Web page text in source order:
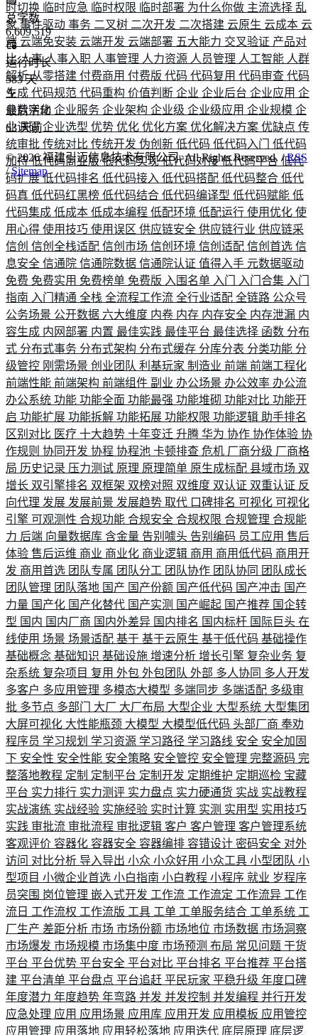
时切换 临时应急 临时权限 临时部署 为什么你做 主流选择 乱
象 事件驱动 事务 二叉树 二次开发 二次搭建 云原生 云成本 云
端 云端免安装 云端开发 云端部署 五大能力 交叉验证 产品对
比人事人事入职 人事管理 人力资源 人员管理 人工智能 人群
解析从零搭建 付费商用 付费版 代码 代码复用 代码审查 代码
生成 代码规范 代码重构 价值判断 企业 企业后台 企业应用 企
业数字化 企业服务 企业架构 企业级 企业级应用 企业规模 企
业调研企业选型 优势 优化 优化方案 优化解决方案 优缺点 传
统审批 传统对比 传统开发 伪创新 低代码 低代码入门 低代码
加持低代码商业版低代码实现低代码对接低代码平台 低代
码扩展低代码排名 低代码接入 低代码搭配 低代码整合 低代
码真 低代码红黑榜 低代码结合 低代码编译型 低代码赋能 低
代码集成 低成本 低成本编程 低配环境 低配运行 使用优化 使
用心得 使用技巧 使用误区 供应链安全 供应链行业 供应链采
信创 信创全栈适配 信创市场 信创环境 信创适配 信创首选 信
息安全 信通院 信通院数据 信通院认证 值得入手 元数据驱动
免费 免费实用 免费榜单 免费版 入围名单 入门 入门合集 入门
指南 入门精通 全栈 全流程工作流 全行业适配 全链路 公众号
公务场景 公开数据 六大维度 内卷 内存 内存安全 内存泄漏 内
容生成 内网部署 内置 最佳实践 最佳平台 最佳选择 函数 分布
式 分布式事务 分布式架构 分布式缓存 分库分表 分类功能 分
级管控 刚需场景 创业团队 利基玩家 制造业 前端 前端工程化
前端性能 前端架构 前端组件 副业 办公场景 办公效率 办公流
办公系统 功能 功能全面 功能最强 功能堆砌 功能对比 功能开
启 功能扩展 功能拆解 功能拓展 功能权限 功能逻辑 助手排名
区别对比 医疗 十大趋势 十年变迁 升腾 华为 协作 协作体验 协
作规则 协同开发 协程 协程池 卡顿排查 危机 厂商分级 厂商格
局 历史记录 压力测试 原理 原理简单 原生成标配 县域市场 双
增长 双引擎排名 双框架 双榜对照 双维度 双认证 双重认证 反
向代理 发展 发展前景 发展趋势 取代 口碑排名 可视化 可视化
引擎 可观测性 合规功能 合规安全 合规权限 合规管理 合规能
力 后端 向量数据库 含金量 告别噱头 告别编码 员工应用 售后
体验 售后运维 商业 商业化 商业逻辑 商用 商用低代码 商用开
发 商用首选 团队专属 团队分工 团队协作 团队协同 团队成长
团队管理 团队落地 国产 国产份额 国产低代码 国产冲击 国产
力量 国产化 国产化替代 国产实测 国产崛起 国产推荐 国企转
型 国内 国内厂商 国内外差异 国内排名 国内标杆 国际巨头 在
线使用 场景 场景适配 基于 基于云原生 基于低代码 基础操作
基础概念 基础知识 基础设施 增速分析 增长引擎 复杂业务 复
杂系统 复杂项目 复用 外包 外包团队 外部 多人协同 多人开发
多客户 多应用管理 多模态大模型 多端同步 多端适配 多级审
批 多节点 多部门 大厂 大厂布局 大型企业 大型系统 大型集团
大屏可视化 大性能瓶颈 大模型 大模型低代码 头部厂商 奉劝
程序员 学习规划 学习资源 学习路径 学习路线 安全 安全加固
下 安全性 安全性能 安全策略 安全管控 安全管理 完整源码 完
整落地教程 定制 定制平台 定制开发 定期维护 定期巡检 宝藏
平台 实力排行 实力测评 实力盘点 实力硬通货 实战 实战教程
实战演练 实战经验 实施经验 实时计算 实测 实用型 实用技巧
实践 审批流 审批流程 审批逻辑 客户 客户管理 客户管理系统
客观评价 容器化 容器安全 容器编排 容错设计 密码安全 对外
访问 对比分析 导入导出 小众 小众好用 小众工具 小型团队 小
型项目 小微企业首选 小白指南 小白教程 小程序 就业 岁程序
员突围 岗位管理 嵌入式开发 工作流 工作流定 工作流异 工作
流日 工作流权 工作流版 工具 工单 工单服务结合 工单系统 工
厂生产 差距分析 市场 市场份额 市场地位 市场数据 市场洞察
市场爆发 市场规模 市场集中度 市场预测 布局 常见问题 干货
平台 平台优势 平台安全 平台对比 平台排名 平台推荐 平台搭
建 平台清单 平台盘点 平台追赶 平民玩家 平稳升级 年度口碑
年度潜力 年度趋势 年弯路 并发 并发控制 并发编程 并行开发
应急处理 应用 应用场景 应用库 应用开发 应用模板 应用管控
应用管理 应用落地 应用轻松落地 应用迭代 底层原理 底层逻
总字数
6,609,519
运行时长
583 天
最后活动
63 天前
©2026福建引迈信息技术有限公司. All Rights Reserved. /RSS
/Sitemap